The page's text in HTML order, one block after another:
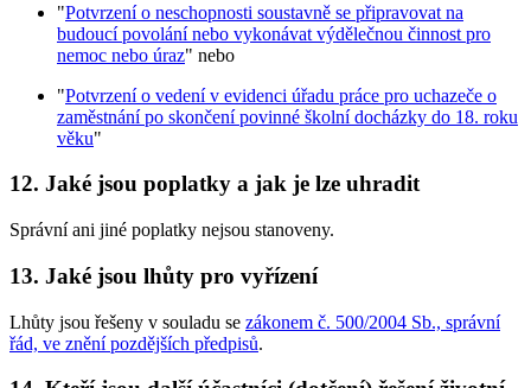
"Potvrzení o neschopnosti soustavně se připravovat na
budoucí povolání nebo vykonávat výdělečnou činnost pro
nemoc nebo úraz" nebo
"Potvrzení o vedení v evidenci úřadu práce pro uchazeče o
zaměstnání po skončení povinné školní docházky do 18. roku
věku"
12. Jaké jsou poplatky a jak je lze uhradit
Správní ani jiné poplatky nejsou stanoveny.
13. Jaké jsou lhůty pro vyřízení
Lhůty jsou řešeny v souladu se zákonem č. 500/2004 Sb., správní
řád, ve znění pozdějších předpisů.